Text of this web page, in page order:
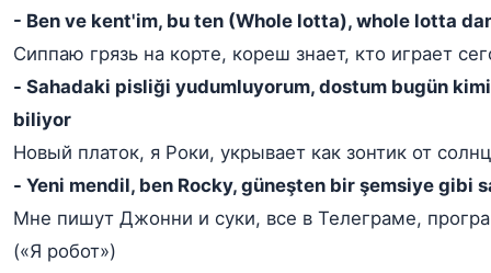
- Ben ve kent'im, bu ten (Whole lotta), whole lotta
Сиппаю грязь на корте, кореш знает, кто играет
- Sahadaki pisliği yudumluyorum, dostum bugün
biliyor
Новый платок, я Роки, укрывает как зонтик от
- Yeni mendil, ben Rocky, güneşten bir şemsiye gibi
Мне пишут Джонни и суки, все в Телеграме,
(«Я робот»)